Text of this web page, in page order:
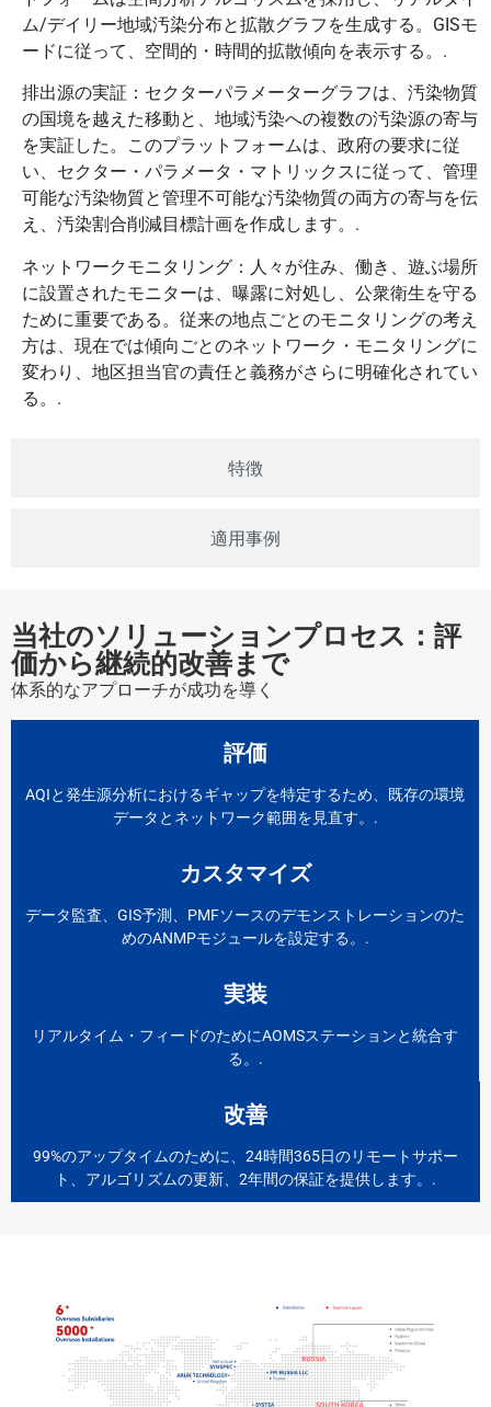
特徴
適用事例
ム/デイリー地域汚染分布と拡散グラフを生成する。GISモ
ードに従って、空間的・時間的拡散傾向を表示する。.
排出源の実証：セクターパラメーターグラフは、汚染物質
の国境を越えた移動と、地域汚染への複数の汚染源の寄与
を実証した。このプラットフォームは、政府の要求に従
い、セクター・パラメータ・マトリックスに従って、管理
可能な汚染物質と管理不可能な汚染物質の両方の寄与を伝
え、汚染割合削減目標計画を作成します。.
ネットワークモニタリング：人々が住み、働き、遊ぶ場所
に設置されたモニターは、曝露に対処し、公衆衛生を守る
ために重要である。従来の地点ごとのモニタリングの考え
方は、現在では傾向ごとのネットワーク・モニタリングに
変わり、地区担当官の責任と義務がさらに明確化されてい
る。.
当社のソリューションプロセス：評
価から継続的改善まで
体系的なアプローチが成功を導く
評価
AQIと発生源分析におけるギャップを特定するため、既存の環境
データとネットワーク範囲を見直す。.
カスタマイズ
データ監査、GIS予測、PMFソースのデモンストレーションのた
めのANMPモジュールを設定する。.
実装
リアルタイム・フィードのためにAOMSステーションと統合す
る。.
改善
99%のアップタイムのために、24時間365日のリモートサポー
ト、アルゴリズムの更新、2年間の保証を提供します。.